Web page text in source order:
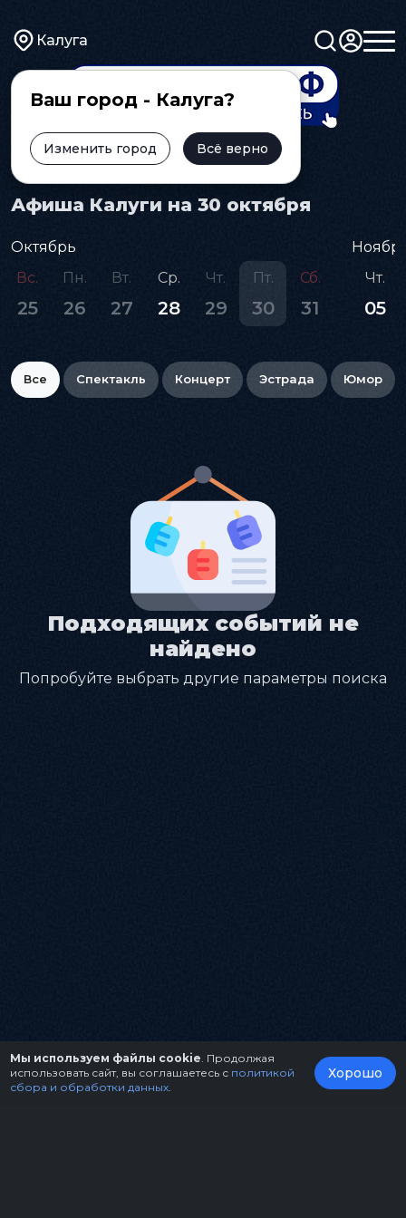
Калуга
Ваш город - Калуга?
Изменить город Всё верно
Главная Афиша
Афиша Калуги на 30 октября
Октябрь
Вс.
25
Пн.
26
Вт.
27
Ср.
28
Чт.
29
Пт.
30
Сб.
31
Чт.
05
Все Спектакль Концерт Эстрада Юмор
Подходящих событий не
найдено
Попробуйте выбрать другие параметры поиска
Мы используем файлы cookie . Продолжая
использовать сайт, вы соглашаетесь с политикой
сбора и обработки данных
Хорошо